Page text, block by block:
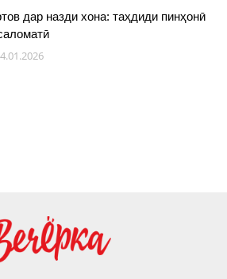
дар назди хона: таҳдиди пинҳонӣ